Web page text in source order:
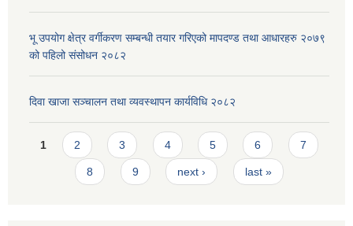
भू उपयोग क्षेत्र वर्गीकरण सम्बन्धी तयार गरिएको मापदण्ड तथा आधारहरु २०७९
को पहिलो संसोधन २०८२
दिवा खाजा सञ्चालन तथा व्यवस्थापन कार्यविधि २०८२
Pages
1 2 3 4 5 6 7
8 9 next › last »